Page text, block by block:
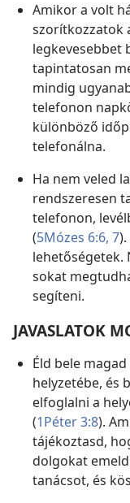
Amikor a volt
szorítkozzatok
legkevesebbet
tapintatosan
mindig
telefonon
különböző
telefonálna.
Ha nem veled
rendszeresen
telefonon,
(5Mózes 6:6, 7
lehetőségetek.
sokat
segíteni.
JAVASLATOK
Éld bele
helyzetébe, és
elfoglalni a
(1Péter 3:8).
tájékoztasd,
dolgokat
tanácsot, és